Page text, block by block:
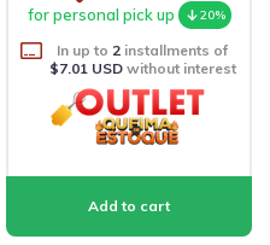
for personal pick up
20%
In up to 2 installments of
$7.01 USDwithout interest